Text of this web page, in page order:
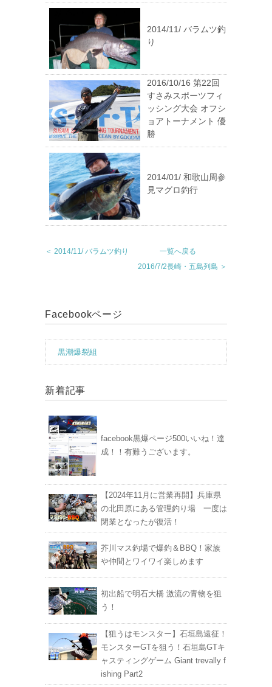
2014/11/ バラムツ釣
り
2016/10/16 第22回
すさみスポーツフィ
ッシング大会 オフシ
ョアトーナメント 優
勝
2014/01/ 和歌山周参
見マグロ釣行
＜ 2014/11/ バラムツ釣り
一覧へ戻る
2016/7/2長崎・五島列島 ＞
Facebookページ
黒潮爆裂組
新着記事
facebook黒爆ページ500いいね！達
成！！有難うございます。
【2024年11月に営業再開】兵庫県
の北田原にある管理釣り場 一度は
閉業となったが復活！
芥川マス釣場で爆釣＆BBQ！家族
や仲間とワイワイ楽しめます
初出船で明石大橋 激流の青物を狙
う！
【狙うはモンスター】石垣島遠征！
モンスターGTを狙う！石垣島GTキ
ャスティングゲーム Giant trevally f
ishing Part2